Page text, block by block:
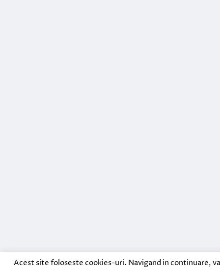
Acest site foloseste cookies-uri. Navigand in continuare,